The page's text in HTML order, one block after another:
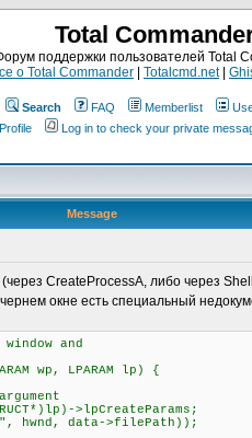
Total
поддержки пользователей Total
о Total Commander Totalcmd.net|
Search FAQ Memberlist
Profile
Log in to check your private
Message
CreateProcessA, либо через
окне есть специальный
and
wp, LPARAM lp) {
>lpCreateParams;
hwnd, data->filePath));